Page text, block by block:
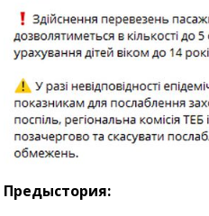
Предыстория: